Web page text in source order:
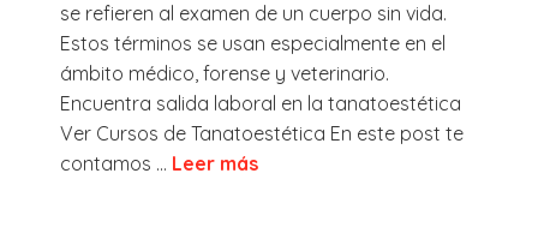
se refieren al examen de un cuerpo sin vida.
Estos términos se usan especialmente en el
ámbito médico, forense y veterinario.
Encuentra salida laboral en la tanatoestética
Ver Cursos de Tanatoestética En este post te
contamos ... Leer más